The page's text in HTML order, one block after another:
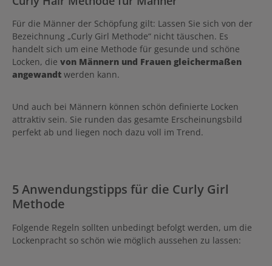
Für die Männer der Schöpfung gilt: Lassen Sie sich von der
Bezeichnung „Curly Girl Methode“ nicht täuschen. Es
handelt sich um eine Methode für gesunde und schöne
Locken, die von Männern und Frauen gleichermaßen
angewandt werden kann.
Und auch bei Männern können schön definierte Locken
attraktiv sein. Sie runden das gesamte Erscheinungsbild
perfekt ab und liegen noch dazu voll im Trend.
5 Anwendungstipps für die Curly Girl
Methode
Folgende Regeln sollten unbedingt befolgt werden, um die
Lockenpracht so schön wie möglich aussehen zu lassen: